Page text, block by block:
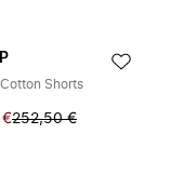
Shorts
€252,50 €